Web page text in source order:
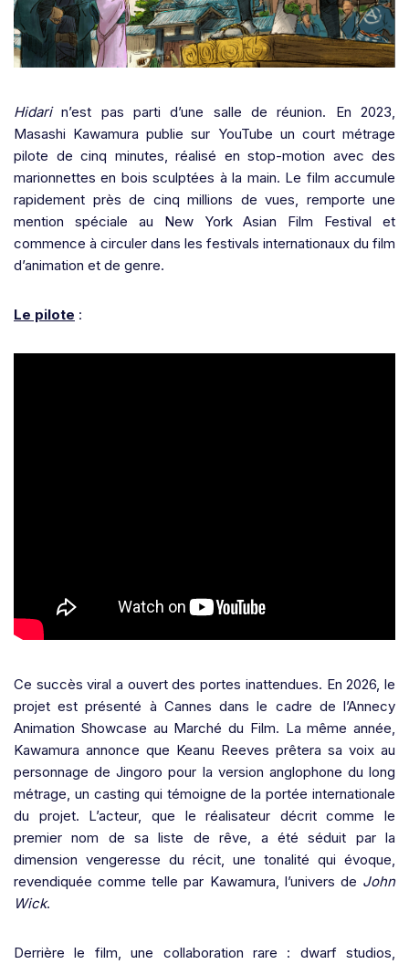
Hidarin’est pas parti d’une salle de réunion. En 2023,
Masashi Kawamura publie sur YouTube un court métrage
pilote de cinq minutes, réalisé en stop-motion avec des
marionnettes en bois sculptées à la main. Le film accumule
rapidement près de cinq millions de vues, remporte une
mention spéciale au New York Asian Film Festival et
commence à circuler dans les festivals internationaux du film
d’animation et de genre.
Le pilote :
Ce succès viral a ouvert des portes inattendues. En 2026, le
projet est présenté à Cannes dans le cadre de l’Annecy
Animation Showcase au Marché du Film. La même année,
Kawamura annonce que Keanu Reeves prêtera sa voix au
personnage de Jingoro pour la version anglophone du long
métrage, un casting qui témoigne de la portée internationale
du projet. L’acteur, que le réalisateur décrit comme le
premier nom de sa liste de rêve, a été séduit par la
dimension vengeresse du récit, une tonalité qui évoque,
revendiquée comme telle par Kawamura, l’univers de John
Wick.
Derrière le film, une collaboration rare : dwarf studios,